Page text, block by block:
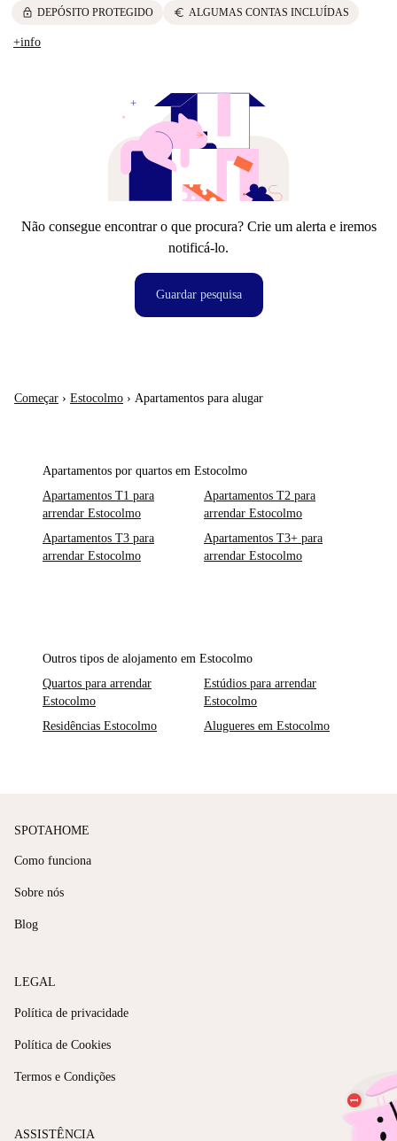
lock DEPÓSITO PROTEGIDO euro ALGUMAS CONTAS INCLUÍDAS
+info
Não consegue encontrar o que procura? Crie um alerta e iremos
notificá-lo.
Guardar pesquisa
Começar › Estocolmo › Apartamentos para alugar
Apartamentos por quartos em Estocolmo
Apartamentos T1 para
arrendar Estocolmo
Apartamentos T2 para
arrendar Estocolmo
Apartamentos T3 para
arrendar Estocolmo
Apartamentos T3+ para
arrendar Estocolmo
Outros tipos de alojamento em Estocolmo
Quartos para arrendar
Estocolmo
Estúdios para arrendar
Estocolmo
Residências Estocolmo
Alugueres em Estocolmo
SPOTAHOME
Como funciona
Sobre nós
Blog
LEGAL
Política de privacidade
Política de Cookies
Termos e Condições
ASSISTÊNCIA